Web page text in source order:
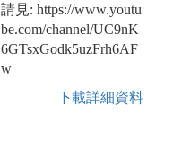
請見: https://www.youtu
be.com/channel/UC9nK
6GTsxGodk5uzFrh6AF
w
下載詳細資料